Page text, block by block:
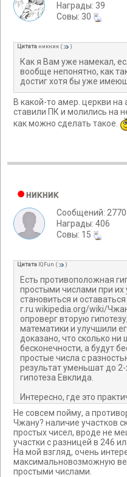
Награды: 39
Cовы: 30
Цитата никник ( )
Как я Вам уже намекал,
вообще непонятно, как
достиг хотя бы уже
В какой-то амер. церкви на
ставили ПК и молились на
как можно сделать такое.
никник
Сообщений: 2770
Награды: 406
Cовы: 15
Цитата IQFun ( )
Есть противоположная
простыми числами при
становиться и
г.ru.wikipedia.org/wiki/
опроверг вторую
математики и улучшили
доказано, что сколько ни
бесконечности, а будут
простые числа с
результат уменьшат до
гипотеза Евклида.
Интересно, где это
дали денег этому
всего, нигде и ничего...
Не совсем пойму, а
Чжану? наличие участков
простых чисел, вроде не
участки с разницей в 246
На мой взгляд, очень
максимальновозможную
простыми числами.